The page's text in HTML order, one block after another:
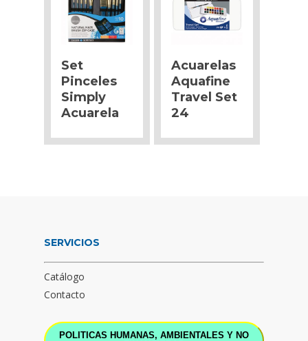
Set
Pinceles
Simply
Acuarela
Acuarelas
Aquafine
Travel Set
24
SERVICIOS
Catálogo
Contacto
POLITICAS HUMANAS, AMBIENTALES Y NO